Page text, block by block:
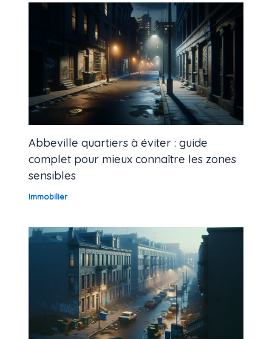
Abbeville quartiers à éviter : guide
complet pour mieux connaître les zones
sensibles
Immobilier